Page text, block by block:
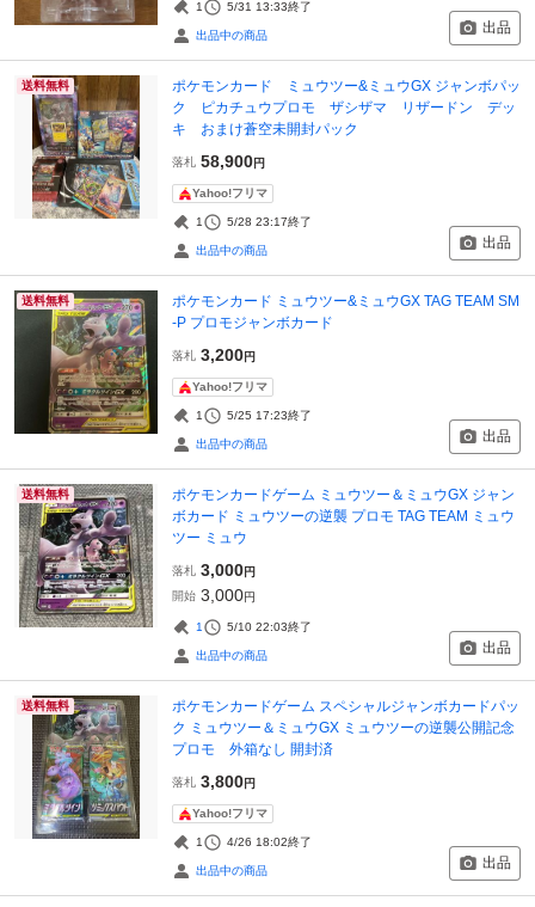
1 5/31 13:33終了
出品中の商品 出品
送料無料
ポケモンカード ミュウツー&ミュウGX ジャンボパッ
ク ピカチュウプロモ ザシザマ リザードン デッ
キ おまけ蒼空未開封パック
落札 58,900円
Yahoo!フリマ
1 5/28 23:17終了
出品中の商品 出品
送料無料
ポケモンカード ミュウツー&ミュウGX TAG TEAM SM
-P プロモジャンボカード
落札 3,200円
Yahoo!フリマ
1 5/25 17:23終了
出品中の商品 出品
送料無料
ポケモンカードゲーム ミュウツー＆ミュウGX ジャン
ボカード ミュウツーの逆襲 プロモ TAG TEAM ミュウ
ツー ミュウ
落札 3,000円
開始 3,000円
1 5/10 22:03終了
出品中の商品 出品
送料無料
ポケモンカードゲーム スペシャルジャンボカードパッ
ク ミュウツー＆ミュウGX ミュウツーの逆襲公開記念
プロモ 外箱なし 開封済
落札 3,800円
Yahoo!フリマ
1 4/26 18:02終了
出品中の商品 出品